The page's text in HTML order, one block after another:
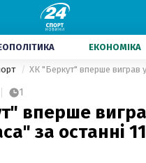
ЕКОНОМІКА
1
вперше
за останні 11